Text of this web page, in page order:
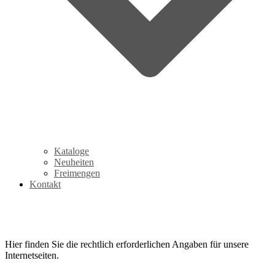
Kataloge
Neuheiten
Freimengen
Kontakt
Hier finden Sie die rechtlich erforderlichen Angaben für unsere
Internetseiten.